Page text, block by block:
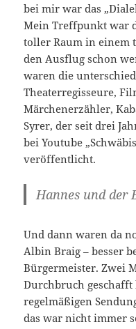
bei mir war das
Mein Treffpunkt war
toller Raum in einem
den Ausflug schon
waren die
Theaterregisseure,
Märchenerzähler,
Syrer, der seit drei
bei Youtube
veröffentlicht.
Hannes und der
Und dann waren da
Albin Braig – besser
Bürgermeister. Zwei
Durchbruch
regelmäßigen
das war nicht immer